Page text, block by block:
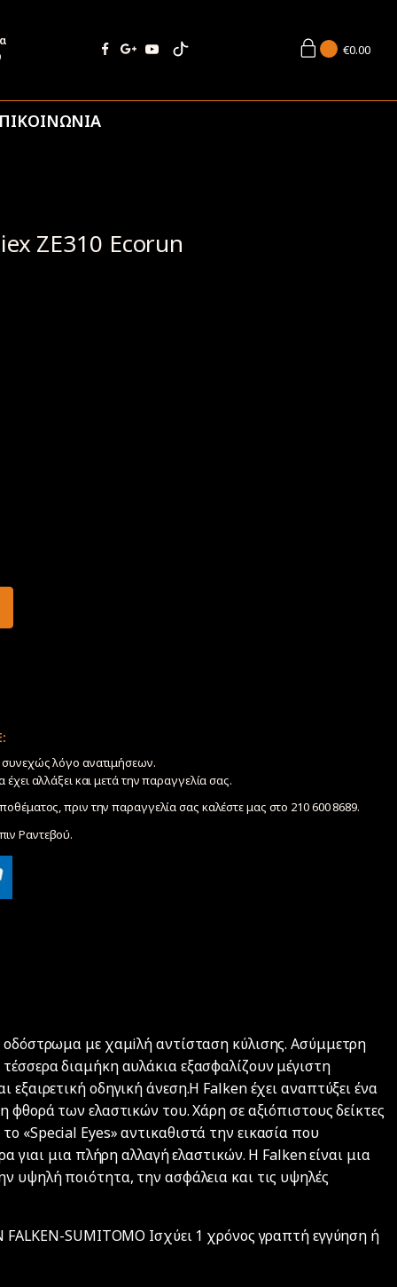
€0.00
ZE310 Ecorun
συνεχώς λόγο ανατιμήσεων.
έχει αλλάξει και μετά την παραγγελία σας.
πριν την παραγγελία σας καλέστε μας στο 210 600 8689.
Ραντεβού.
οδόστρωμα με χαμiλή αντίσταση κύλισης. Ασύμμετρη
διαμήκη αυλάκια εξασφαλίζουν μέγιστη
εξαιρετική οδηγική άνεση.Η Falken έχει αναπτύξει ένα
των ελαστικών του. Χάρη σε αξιόπιστους δείκτες
«Special Eyes» αντικαθιστά την εικασία που
γιαι μια πλήρη αλλαγή ελαστικών. Η Falken είναι μια
υψηλή ποιότητα, την ασφάλεια και τις υψηλές
SUMITOMO Iσχύει 1 χρόνος γραπτή εγγύηση ή